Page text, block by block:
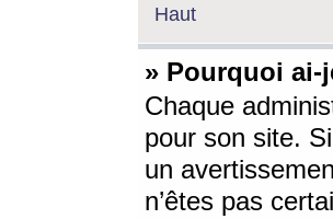
Haut
» Pourquoi ai-
Chaque
pour son site.
un
n’êtes pas